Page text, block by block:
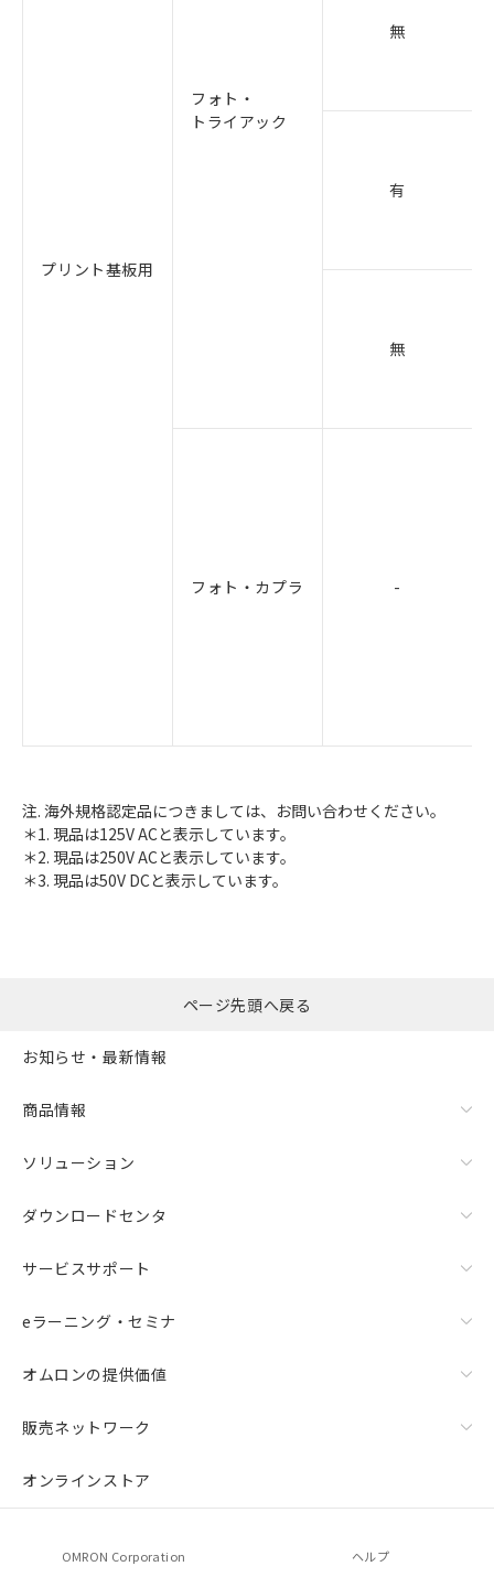
プリント基板用
フォト・
トライアック
無
有
無
フォト・カプラ -
注. 海外規格認定品につきましては、お問い合わせください。
＊1. 現品は125V ACと表示しています。
＊2. 現品は250V ACと表示しています。
＊3. 現品は50V DCと表示しています。
ページ先頭へ戻る
お知らせ・最新情報
商品情報
ソリューション
ダウンロードセンタ
サービスサポート
eラーニング・セミナ
オムロンの提供価値
販売ネットワーク
オンラインストア
OMRON Corporation ヘルプ